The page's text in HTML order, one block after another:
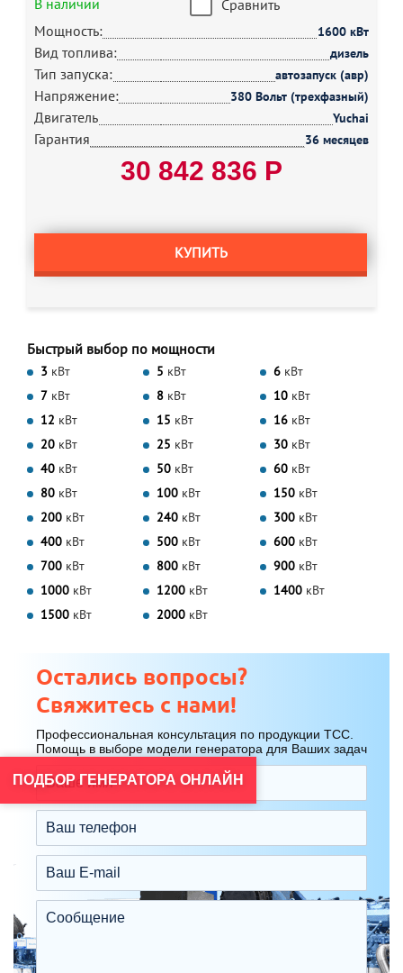
В наличии
Сравнить
Мощность:
1600 кВт
Вид топлива: дизель
Тип запуска: автозапуск (авр)
Напряжение: 380 Вольт (трехфазный)
Двигатель Yuchai
Гарантия 36 месяцев
30 842 836 Р
КУПИТЬ
Быстрый выбор по мощности
3 кВт 5 кВт 6 кВт
7 кВт 8 кВт 10 кВт
12 кВт 15 кВт 16 кВт
20 кВт 25 кВт 30 кВт
40 кВт 50 кВт 60 кВт
80 кВт 100 кВт 150 кВт
200 кВт 240 кВт 300 кВт
400 кВт 500 кВт 600 кВт
700 кВт 800 кВт 900 кВт
1000 кВт 1200 кВт 1400 кВт
1500 кВт 2000 кВт
Остались вопросы?
Свяжитесь с нами!
Профессиональная консультация по продукции ТСС.
Помощь в выборе модели генератора для Ваших задач
ПОДБОР ГЕНЕРАТОРА ОНЛАЙН